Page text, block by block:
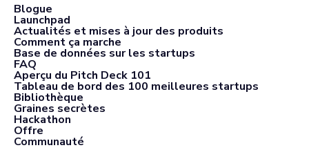
Blogue
Launchpad
Actualités et mises à jour des produits
Comment ça marche
Base de données sur les startups
FAQ
Aperçu du Pitch Deck 101
Tableau de bord des 100 meilleures startups
Bibliothèque
Graines secrètes
Hackathon
Offre
Communauté